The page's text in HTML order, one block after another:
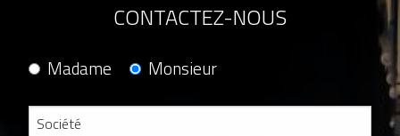
CONTACTEZ-NOUS
Madame Monsieur